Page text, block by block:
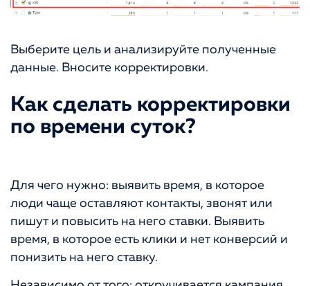
Выберите цель и анализируйте полученные
данные. Вносите корректировки.
Как сделать корректировки
по времени суток?
Для чего нужно: выявить время, в которое
люди чаще оставляют контакты, звонят или
пишут и повысить на него ставки. Выявить
время, в которое есть клики и нет конверсий и
понизить на него ставку.